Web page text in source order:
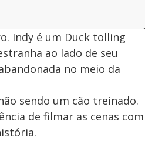
Indy é um Duck tolling
ao lado de seu
no meio da
sendo um cão treinado.
de filmar as cenas com